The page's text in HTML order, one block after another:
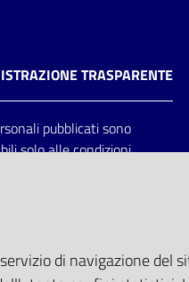
TRASPARENTE
pubblicati sono
solo alle condizioni
di navigazione del